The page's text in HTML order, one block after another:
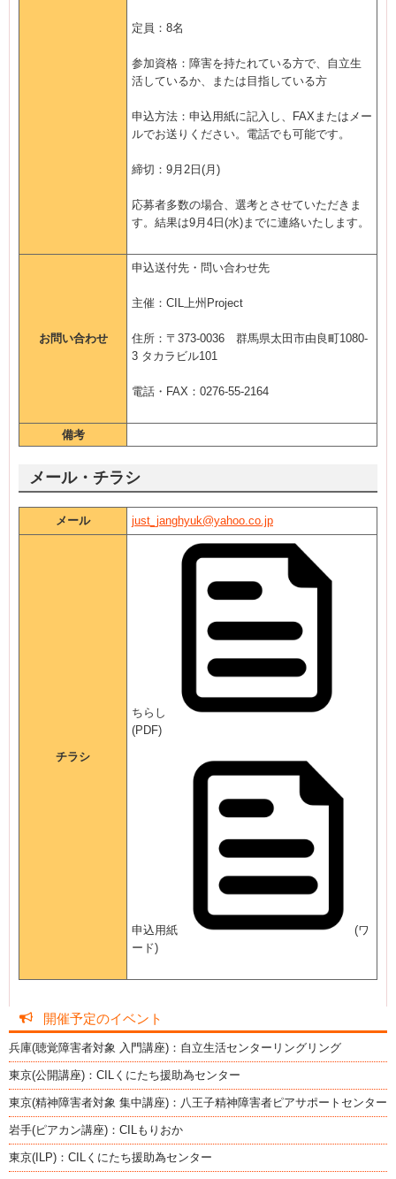
定員：8名
参加資格：障害を持たれている方で、自立生
活しているか、または目指している方
申込方法：申込用紙に記入し、FAXまたはメー
ルでお送りください。電話でも可能です。
締切：9月2日(月)
応募者多数の場合、選考とさせていただきま
す。結果は9月4日(水)までに連絡いたします。
お問い合わせ
申込送付先・問い合わせ先
主催：CIL上州Project
住所：〒373-0036 群馬県太田市由良町1080-
3 タカラビル101
電話・FAX：0276-55-2164
備考
メール・チラシ
メール just_janghyuk@yahoo.co.jp
チラシ
ちらし
(PDF)
申込用紙
(ワ
ード)
開催予定のイベント
兵庫(聴覚障害者対象 入門講座)：自立生活センターリングリング
東京(公開講座)：CILくにたち援助為センター
東京(精神障害者対象 集中講座)：八王子精神障害者ピアサポートセンター
岩手(ピアカン講座)：CILもりおか
東京(ILP)：CILくにたち援助為センター